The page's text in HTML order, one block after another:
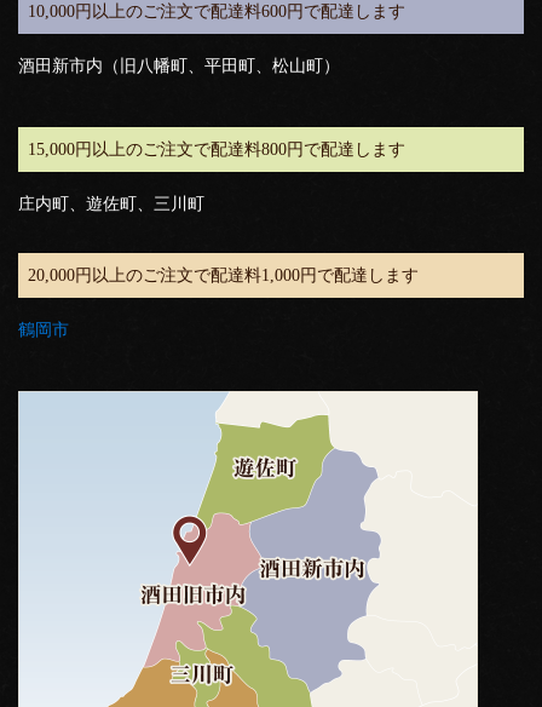
10,000円以上のご注文で配達料600円で配達します
酒田新市内（旧八幡町、平田町、松山町）
15,000円以上のご注文で配達料800円で配達します
庄内町、遊佐町、三川町
20,000円以上のご注文で配達料1,000円で配達します
鶴岡市